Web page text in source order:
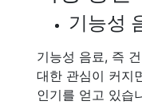
기능성
기능성 음료, 즉
대한 관심이 커지
인기를 얻고 있습